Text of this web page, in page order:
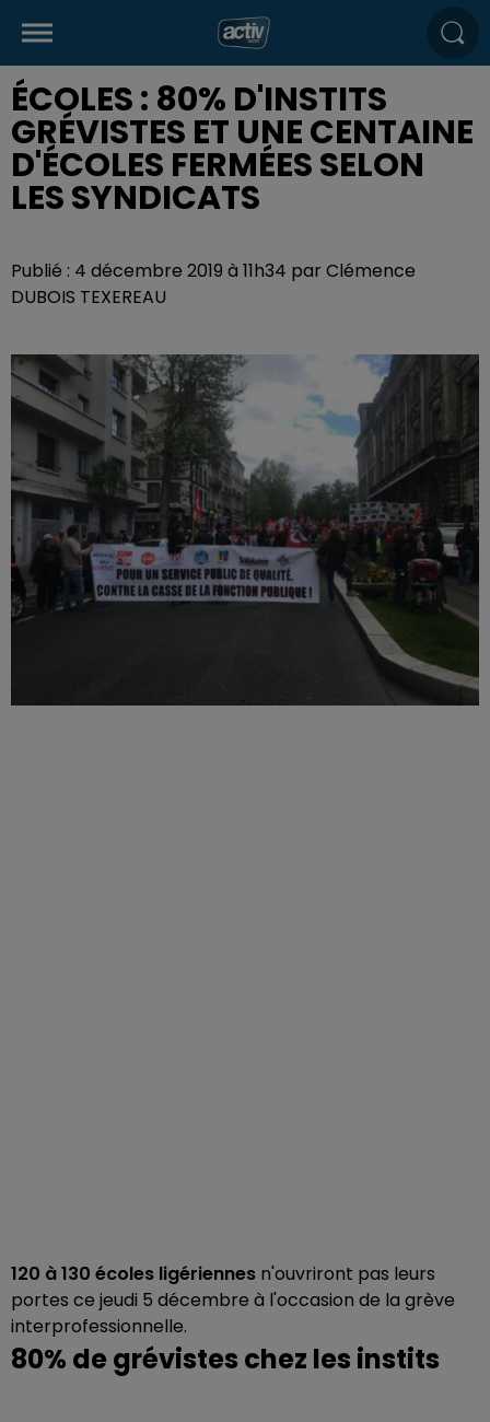
ÉCOLES : 80% D'INSTITS
GRÉVISTES ET UNE CENTAINE
D'ÉCOLES FERMÉES SELON
LES SYNDICATS
Publié : 4 décembre 2019 à 11h34 par Clémence
DUBOIS TEXEREAU
120 à 130 écoles ligériennes n'ouvriront pas leurs
portes ce jeudi 5 décembre à l'occasion de la grève
interprofessionnelle.
80% de grévistes chez les instits